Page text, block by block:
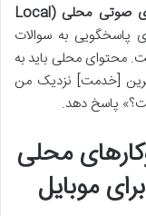
جستجوی صوتی محلی (Local
پاسخگویی به سوالات
محتوای محلی باید به
[خدمت] نزدیک من
پاسخ دهد.
محلی
موبایل